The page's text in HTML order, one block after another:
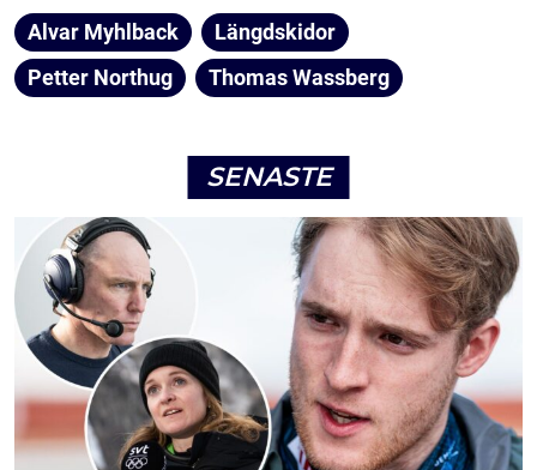
Alvar Myhlback
Längdskidor
Petter Northug
Thomas Wassberg
SENASTE